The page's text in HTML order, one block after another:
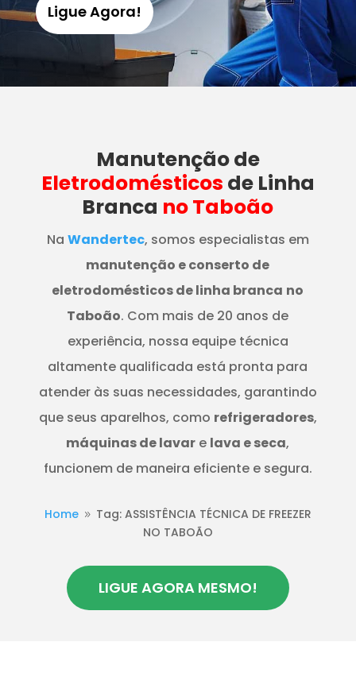
Ligue Agora!
Manutençãode
Eletrodomésticos de Linha
Branca no Taboão
Na Wandertec, somos especialistas em
manutenção e conserto de
eletrodomésticos de linha branca no
Taboão. Com mais de 20 anos de
experiência, nossa equipe técnica
altamente qualificada está pronta para
atender às suas necessidades, garantindo
que seus aparelhos, como refrigeradores,
máquinas de lavar e lava e seca,
funcionem de maneira eficiente e segura.
Home 9 Tag: ASSISTÊNCIA TÉCNICA DE FREEZER
NO TABOÃO
LIGUE AGORA MESMO!